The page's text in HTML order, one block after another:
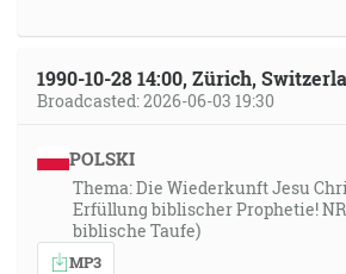
1990-10-28 14:00, Zürich,
Broadcasted: 2026-06-03 19:30
POLSKI
Thema: Die Wiederkunft Jesu
Erfüllung biblischer Prophetie!
biblische Taufe)
MP3